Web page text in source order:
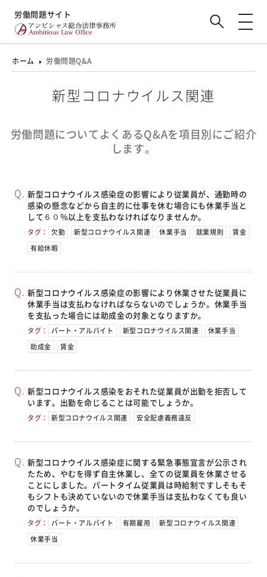
労働問題サイト
新型コロナウイルス関連
労働問題についてよくあるQ&Aを項目別にご紹介
します。
新型コロナウイルス感染症の影響により従業員が、通勤時の
感染の懸念などから自主的に仕事を休む場合にも休業手当と
して６０％以上を支払わなければなりませんか。
タグ： 欠勤 新型コロナウイルス関連 休業手当 就業規則
賃金
有給休暇
新型コロナウイルス感染症の影響により休業させた従業員に
休業手当は支払わなければならないのでしょうか。休業手当
を支払った場合には助成金の対象となりますか。
タグ： パート・アルバイト 新型コロナウイルス関連
休業手当
助成金
賃金
新型コロナウイルス感染をおそれた従業員が出勤を拒否して
います。出勤を命じることは可能でしょうか。
タグ： 新型コロナウイルス関連 安全配慮義務違反
新型コロナウイルス感染症に関する緊急事態宣言が公示され
たため、やむを得ず自主休業し、全ての従業員を休業させる
ことにしました。パートタイム従業員は時給制ですしそもそ
もシフトも決めていないので休業手当は支払わなくても良い
のでしょうか。
タグ： パート・アルバイト 有期雇用
新型コロナウイルス関連
休業手当
ホーム 労働問題Q&A